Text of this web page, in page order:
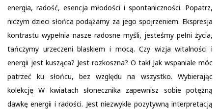
energia, radość, esencja młodości i spontaniczności. Popatrz,
niczym dzieci słońca podążamy za jego spojrzeniem. Ekspresja
kontrastu wypełnia nasze radosne myśli, jesteśmy pełni życia,
tańczymy urzeczeni blaskiem i mocą. Czy wizja witalności i
energii jest kusząca? Jest rozkoszna? O tak! Jak wspaniale móc
patrzeć ku słońcu, bez względu na wszystko. Wybierając
kolekcję W kwiatach słonecznika zapewnisz sobie potężną
dawkę energii i radości. Jest niezwykle pozytywną interpretacją